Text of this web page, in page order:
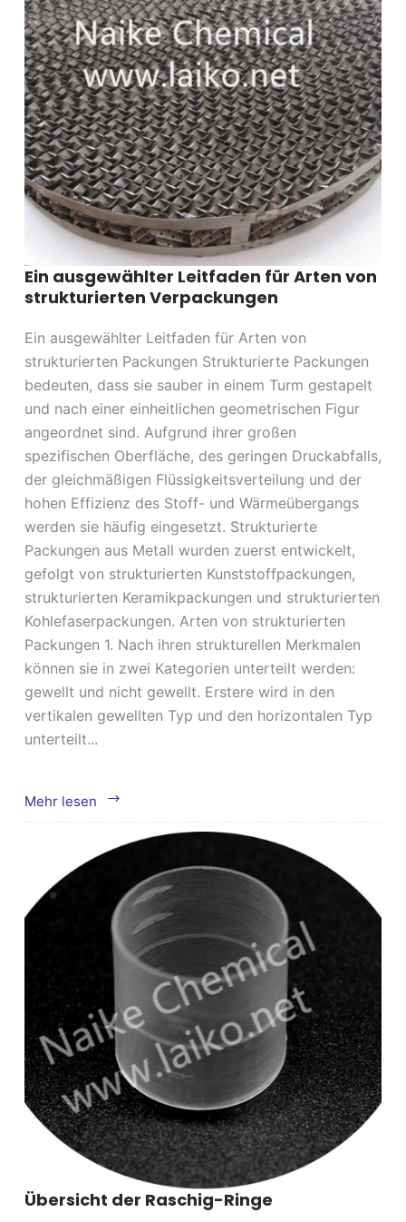
Ein ausgewählter Leitfaden für Arten von
strukturierten Verpackungen
Ein ausgewählter Leitfaden für Arten von
strukturierten Packungen Strukturierte Packungen
bedeuten, dass sie sauber in einem Turm gestapelt
und nach einer einheitlichen geometrischen Figur
angeordnet sind. Aufgrund ihrer großen
spezifischen Oberfläche, des geringen Druckabfalls,
der gleichmäßigen Flüssigkeitsverteilung und der
hohen Effizienz des Stoff- und Wärmeübergangs
werden sie häufig eingesetzt. Strukturierte
Packungen aus Metall wurden zuerst entwickelt,
gefolgt von strukturierten Kunststoffpackungen,
strukturierten Keramikpackungen und strukturierten
Kohlefaserpackungen. Arten von strukturierten
Packungen 1. Nach ihren strukturellen Merkmalen
können sie in zwei Kategorien unterteilt werden:
gewellt und nicht gewellt. Erstere wird in den
vertikalen gewellten Typ und den horizontalen Typ
unterteilt...
Mehr lesen
Ein
ausgewählter
Leitfaden
Arten
von
strukturierten
Verpackungen
Übersicht der Raschig-Ringe